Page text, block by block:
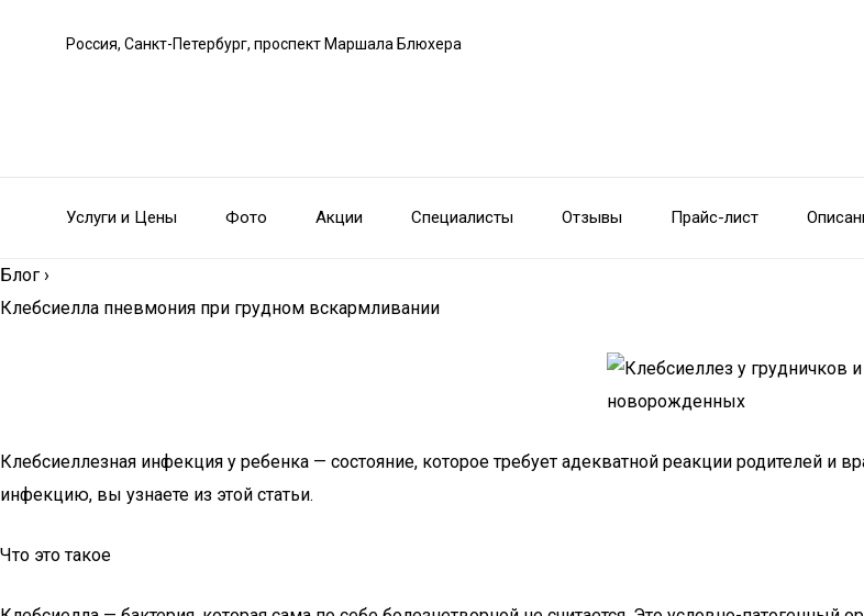
Россия, Санкт-Петербург, проспект Маршала Блюхера
Услуги и Цены Фото Акции Специалисты Отзывы Прайс-лист
Блог ›
Клебсиелла пневмония при грудном вскармливании
Клебсиеллезная инфекция у ребенка — состояние, которое требует адекватной реакции родителей
инфекцию, вы узнаете из этой статьи.
Что это такое